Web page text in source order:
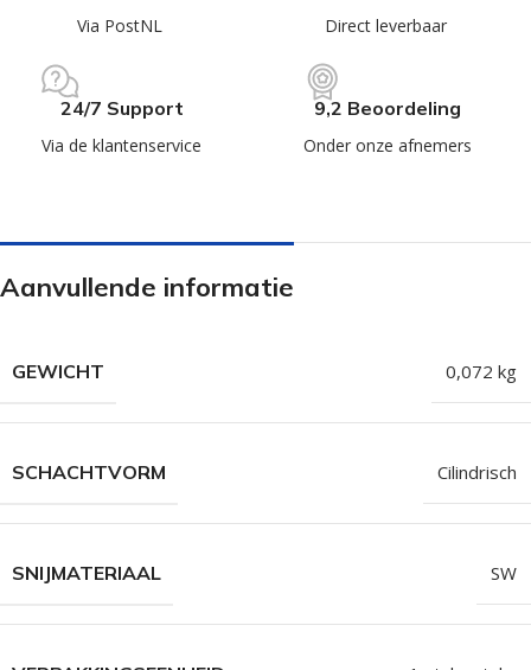
Via PostNL Direct leverbaar
24/7 Support
Via de klantenservice
9,2 Beoordeling
Onder onze afnemers
Aanvullende informatie
GEWICHT 0,072 kg
SCHACHTVORM Cilindrisch
SNIJMATERIAAL SW